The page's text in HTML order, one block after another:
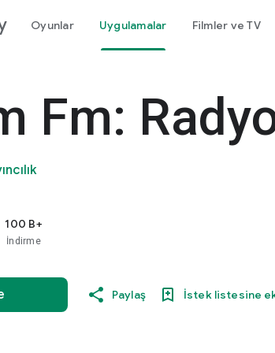
Oyunlar Uygulamalar Filmler ve TV
Fm:
100 B+
İndirme
Paylaş İstek listesine